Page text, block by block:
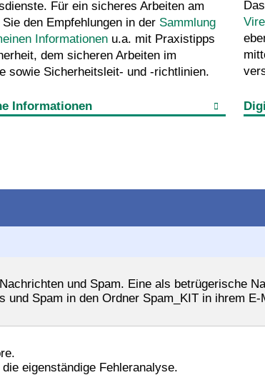
Für ein sicheres Arbeiten am
den Empfehlungen in der Sammlung
Informationenu.a. mit Praxistipps
dem sicheren Arbeiten im
sowie Sicherheitsleit- und -richtlinien.
Informationen
und Spam. Eine als betrügerische
Spam in den Ordner Spam_KIT in ihrem
eigenständige Fehleranalyse.